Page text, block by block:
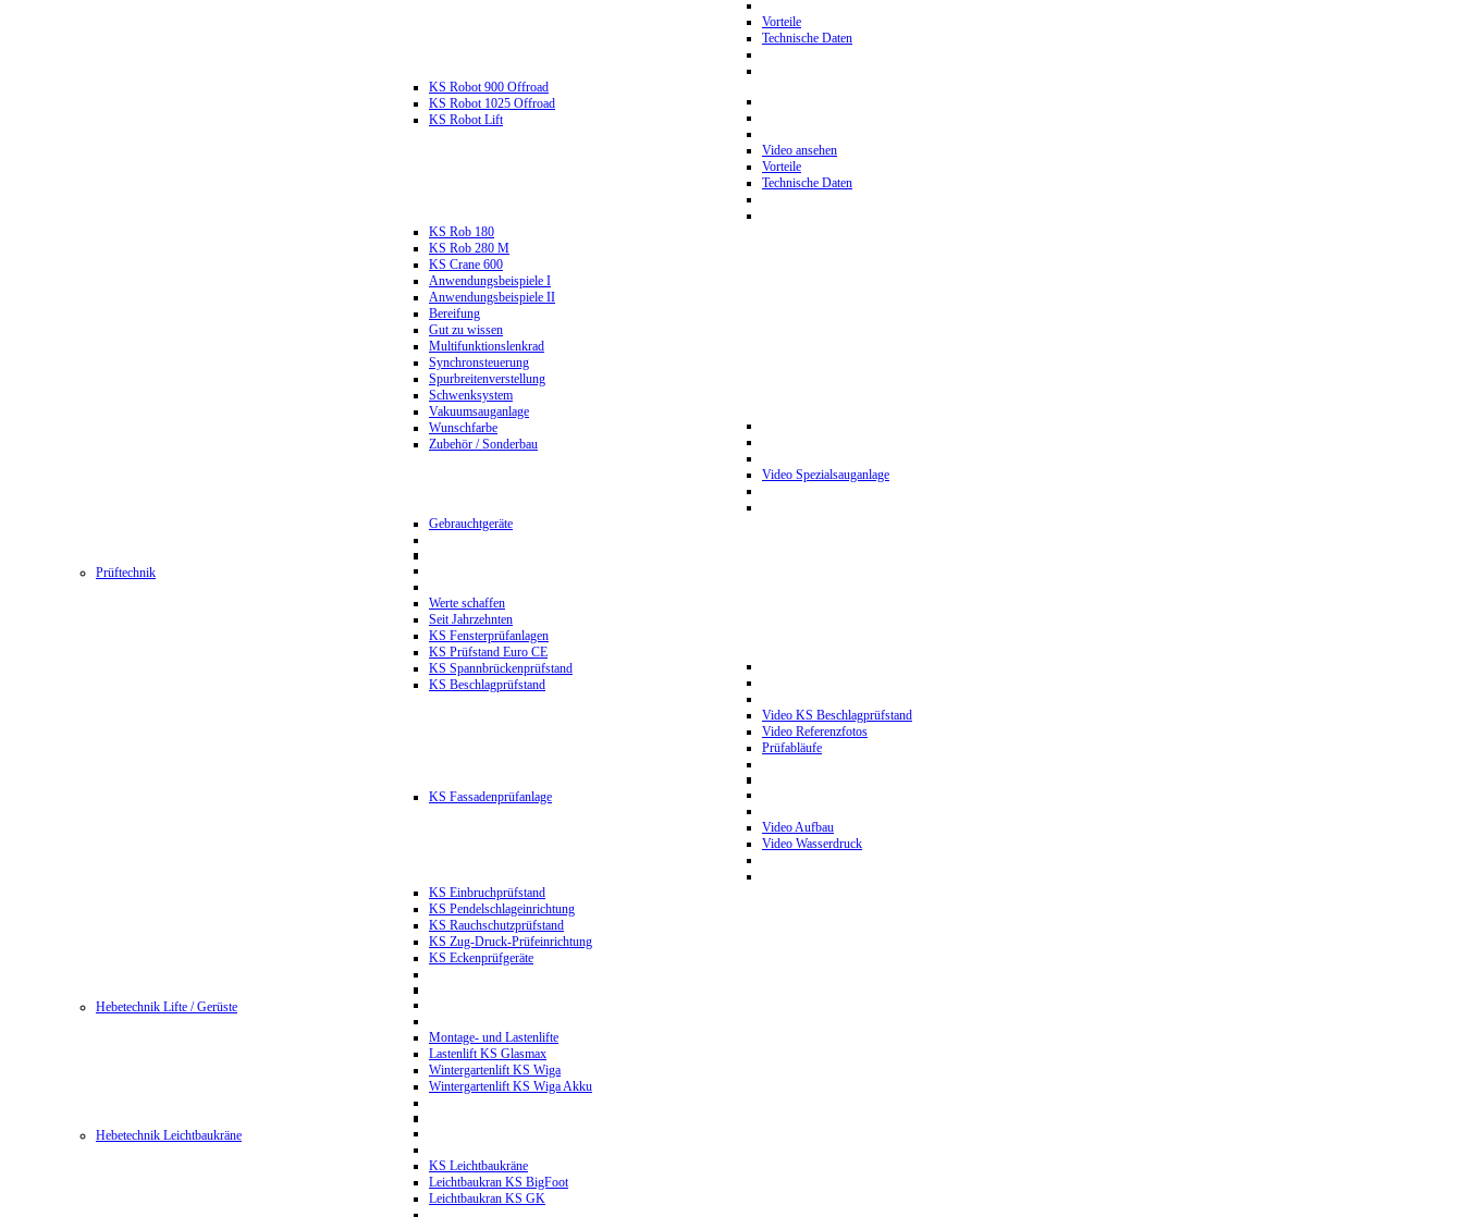
Vorteile
Technische Daten
KS Robot 900 Offroad
KS Robot 1025 Offroad
KS Robot Lift
Video ansehen
Vorteile
Technische Daten
KS Rob 180
KS Rob 280 M
KS Crane 600
Anwendungsbeispiele I
Anwendungsbeispiele II
Bereifung
Gut zu wissen
Multifunktionslenkrad
Synchronsteuerung
Spurbreitenverstellung
Schwenksystem
Vakuumsauganlage
Wunschfarbe
Zubehör / Sonderbau
Video Spezialsauganlage
Gebrauchtgeräte
Prüftechnik
Werte schaffen
Seit Jahrzehnten
KS Fensterprüfanlagen
KS Prüfstand Euro CE
KS Spannbrückenprüfstand
KS Beschlagprüfstand
Video KS Beschlagprüfstand
Video Referenzfotos
Prüfabläufe
KS Fassadenprüfanlage
Video Aufbau
Video Wasserdruck
KS Einbruchprüfstand
KS Pendelschlageinrichtung
KS Rauchschutzprüfstand
KS Zug-Druck-Prüfeinrichtung
KS Eckenprüfgeräte
Hebetechnik Lifte / Gerüste
Montage- und Lastenlifte
Lastenlift KS Glasmax
Wintergartenlift KS Wiga
Wintergartenlift KS Wiga Akku
Hebetechnik Leichtbaukräne
KS Leichtbaukräne
Leichtbaukran KS BigFoot
Leichtbaukran KS GK